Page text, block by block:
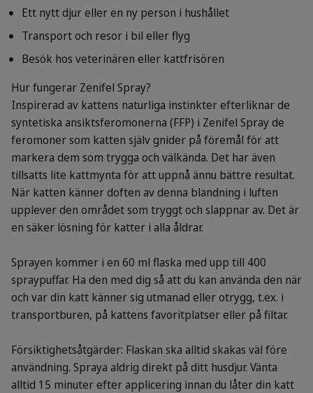
Ett nytt djur eller en ny person i hushållet
Transport och resor i bil eller flyg
Besök hos veterinären eller kattfrisören
Hur fungerar Zenifel Spray?
Inspirerad av kattens naturliga instinkter efterliknar de
syntetiska ansiktsferomonerna (FFP) i Zenifel Spray de
feromoner som katten själv gnider på föremål för att
markera dem som trygga och välkända. Det har även
tillsatts lite kattmynta för att uppnå ännu bättre resultat.
När katten känner doften av denna blandning i luften
upplever den området som tryggt och slappnar av. Det är
en säker lösning för katter i alla åldrar.
Sprayen kommer i en 60 ml flaska med upp till 400
spraypuffar. Ha den med dig så att du kan använda den när
och var din katt känner sig utmanad eller otrygg, t.ex. i
transportburen, på kattens favoritplatser eller på filtar.
Försiktighetsåtgärder: Flaskan ska alltid skakas väl före
användning. Spraya aldrig direkt på ditt husdjur. Vänta
alltid 15 minuter efter applicering innan du låter din katt